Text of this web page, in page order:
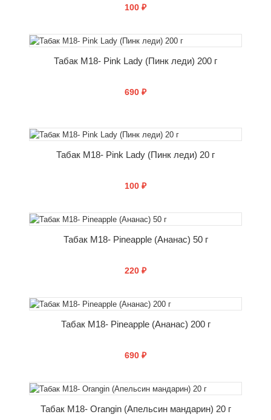
100 ₽
КУПИТЬ
Табак M18- Pink Lady (Пинк леди) 200 г
690 ₽
КУПИТЬ
Табак M18- Pink Lady (Пинк леди) 20 г
100 ₽
КУПИТЬ
Табак M18- Pineapple (Ананас) 50 г
220 ₽
КУПИТЬ
Табак M18- Pineapple (Ананас) 200 г
690 ₽
КУПИТЬ
Табак M18- Orangin (Апельсин мандарин) 20 г